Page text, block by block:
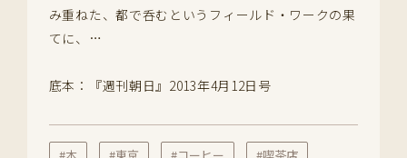
み重ねた、都で呑むというフィールド・ワークの果
てに、…
底本：『週刊朝日』2013年4月12日号